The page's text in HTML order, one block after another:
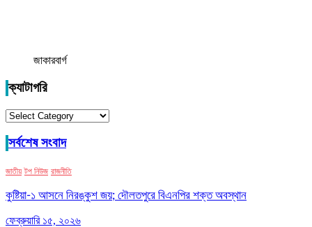
জাকারবার্গ
ক্যাটাগরি
ক্যাটাগরি
সর্বশেষ সংবাদ
জাতীয় টপ নিউজ রাজনীতি
কুষ্টিয়া-১ আসনে নিরঙ্কুশ জয়; দৌলতপুরে বিএনপির শক্ত অবস্থান
ফেব্রুয়ারি ১৫, ২০২৬